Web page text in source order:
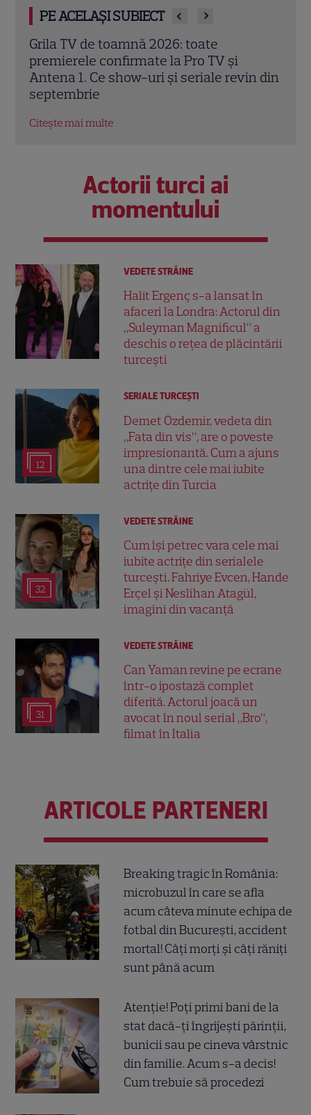
PE ACELAȘI SUBIECT
Trei cupluri revin la „Insula Iubirii –
Reuniuni”. Ce se întâmplă când se
întâlnesc din nou cu Radu Vâlcan
Citește mai multe
Actorii turci ai
momentului
VEDETE STRĂINE
Halit Ergenç s-a lansat în
afaceri la Londra: Actorul din
„Suleyman Magnificul” a
deschis o rețea de plăcintării
turcești
12
SERIALE TURCEŞTI
Demet Özdemir, vedeta din
„Fata din vis”, are o poveste
impresionantă. Cum a ajuns
una dintre cele mai iubite
actrițe din Turcia
32
VEDETE STRĂINE
Cum își petrec vara cele mai
iubite actrițe din serialele
turcești. Fahriye Evcen, Hande
Erçel și Neslihan Atagül,
imagini din vacanță
31
VEDETE STRĂINE
Can Yaman revine pe ecrane
într-o ipostază complet
diferită. Actorul joacă un
avocat în noul serial „Bro”,
filmat în Italia
ARTICOLE PARTENERI
Breaking tragic în România:
microbuzul în care se afla
acum câteva minute echipa de
fotbal din București, accident
mortal! Câți morți și câți răniți
sunt până acum
Atenție! Poți primi bani de la
stat dacă-ți îngrijești părinții,
bunicii sau pe cineva vârstnic
din familie. Acum s-a decis!
Cum trebuie să procedezi